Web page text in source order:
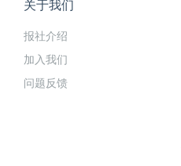
关于我们
报社介绍
加入我们
问题反馈